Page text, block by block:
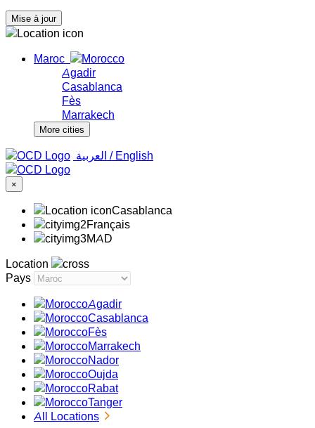
Maroc
Agadir
Casablanca
Fès
Marrakech
More cities
‏العربية ‏ / English
×
Casablanca
Français
MAD
Location
Pays
Agadir
Casablanca
Fès
Marrakech
Nador
Oujda
Rabat
Tanger
All Locations